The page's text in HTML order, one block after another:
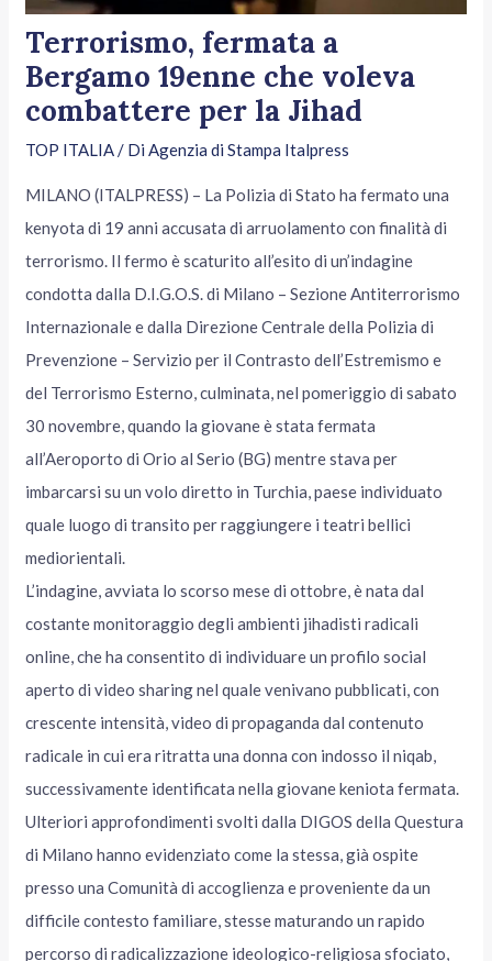
Terrorismo, fermata a
Bergamo 19enne che voleva
combattere per la Jihad
TOP ITALIA/ DiAgenzia di Stampa Italpress
MILANO (ITALPRESS) – La Polizia di Stato ha fermato una
kenyota di 19 anni accusata di arruolamento con finalità di
terrorismo. Il fermo è scaturito all’esito di un’indagine
condotta dalla D.I.G.O.S. di Milano – Sezione Antiterrorismo
Internazionale e dalla Direzione Centrale della Polizia di
Prevenzione – Servizio per il Contrasto dell’Estremismo e
del Terrorismo Esterno, culminata, nel pomeriggio di sabato
30 novembre, quando la giovane è stata fermata
all’Aeroporto di Orio al Serio (BG) mentre stava per
imbarcarsi su un volo diretto in Turchia, paese individuato
quale luogo di transito per raggiungere i teatri bellici
mediorientali.
L’indagine, avviata lo scorso mese di ottobre, è nata dal
costante monitoraggio degli ambienti jihadisti radicali
online, che ha consentito di individuare un profilo social
aperto di video sharing nel quale venivano pubblicati, con
crescente intensità, video di propaganda dal contenuto
radicale in cui era ritratta una donna con indosso il niqab,
successivamente identificata nella giovane keniota fermata.
Ulteriori approfondimenti svolti dalla DIGOS della Questura
di Milano hanno evidenziato come la stessa, già ospite
presso una Comunità di accoglienza e proveniente da un
difficile contesto familiare, stesse maturando un rapido
percorso di radicalizzazione ideologico-religiosa sfociato,